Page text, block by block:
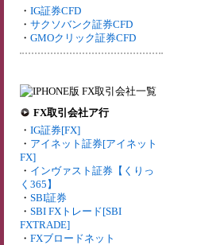
・ IG証券CFD
・ サクソバンク証券CFD
・ GMOクリック証券CFD
FX取引会社ア行
・ IG証券[FX]
・ アイネット証券[アイネット
FX]
・ インヴァスト証券【くりっ
く365】
・ SBI証券
・ SBI FXトレード[SBI
FXTRADE]
・ FXブロードネット